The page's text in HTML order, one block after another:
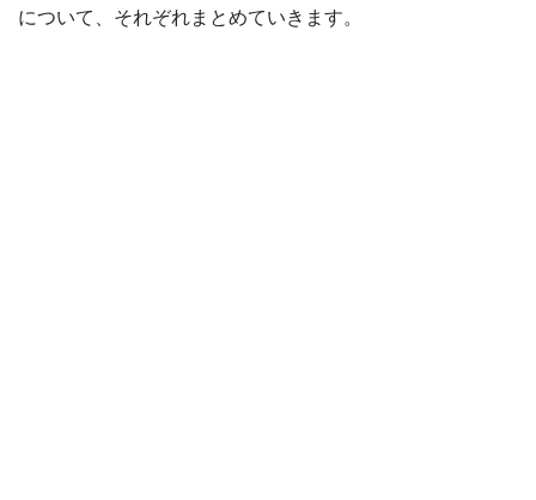
について、それぞれまとめていきます。